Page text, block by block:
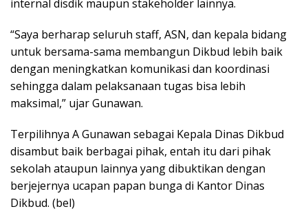
internal disdik maupun stakeholder lainnya.
“Saya berharap seluruh staff, ASN, dan kepala bidang
untuk bersama-sama membangun Dikbud lebih baik
dengan meningkatkan komunikasi dan koordinasi
sehingga dalam pelaksanaan tugas bisa lebih
maksimal,” ujar Gunawan.
Terpilihnya A Gunawan sebagai Kepala Dinas Dikbud
disambut baik berbagai pihak, entah itu dari pihak
sekolah ataupun lainnya yang dibuktikan dengan
berjejernya ucapan papan bunga di Kantor Dinas
Dikbud. (bel)